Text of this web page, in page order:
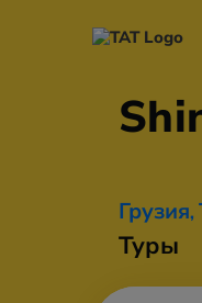
Грузия,
Туры